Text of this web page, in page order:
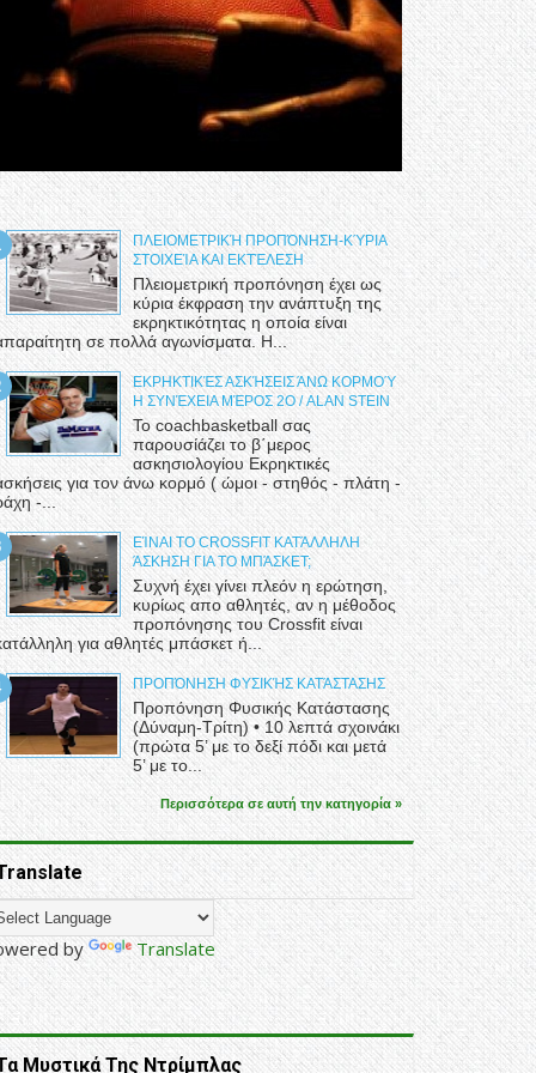
ΠΛΕΙΟΜΕΤΡΙΚΉ ΠΡΟΠΌΝΗΣΗ-ΚΎΡΙΑ
ΣΤΟΙΧΕΊΑ ΚΑΙ ΕΚΤΈΛΕΣΗ
Πλειομετρική προπόνηση έχει ως
κύρια έκφραση την ανάπτυξη της
εκρηκτικότητας η οποία είναι
σε πολλά αγωνίσματα. Η...
ΕΚΡΗΚΤΙΚΈΣ ΑΣΚΉΣΕΙΣ ΆΝΩ ΚΟΡΜΟΎ
Η ΣΥΝΈΧΕΙΑ ΜΈΡΟΣ 2Ο / ALAN STEIN
Το coachbasketball σας
παρουσίάζει το β΄μερος
ασκησιολογίου Εκρηκτικές
για τον άνω κορμό ( ώμοι - στηθός - πλάτη -
-...
ΕΊΝΑΙ ΤΟ CROSSFIT ΚΑΤΆΛΛΗΛΗ
ΆΣΚΗΣΗ ΓΙΑ ΤΟ ΜΠΆΣΚΕΤ;
Συχνή έχει γίνει πλεόν η ερώτηση,
κυρίως απο αθλητές, αν η μέθοδος
προπόνησης του Crossfit είναι
για αθλητές μπάσκετ ή...
ΠΡΟΠΌΝΗΣΗ ΦΥΣΙΚΉΣ ΚΑΤΆΣΤΑΣΗΣ
Προπόνηση Φυσικής Κατάστασης
(Δύναμη-Τρίτη) • 10 λεπτά σχοινάκι
(πρώτα 5’ με το δεξί πόδι και μετά
5’ με το...
Περισσότερα σε αυτή την κατηγορία »
by Translate
Μυστικά Της Ντρίμπλας